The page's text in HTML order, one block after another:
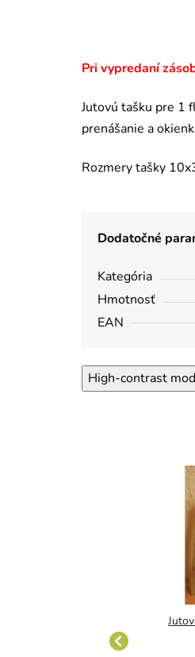
Pri vypredaní
Jutovú tašku pre 1
prenášanie a
Rozmery tašky
Dodatočné
Kategória
Hmotnosť
EAN
High-contrast